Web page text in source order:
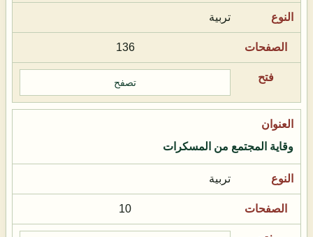
تربية
136
تصفح
وقاية المجتمع من المسكرات
تربية
10